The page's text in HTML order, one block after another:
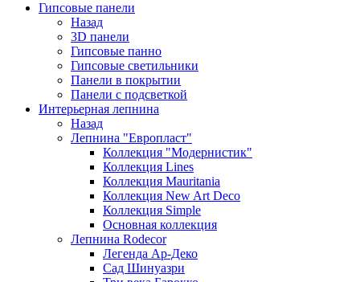
Гипсовые панели
Назад
3D панели
Гипсовые панно
Гипсовые светильники
Панели в покрытии
Панели с подсветкой
Интерьерная лепнина
Назад
Лепнина "Европласт"
Коллекция "Модернистик"
Коллекция Lines
Коллекция Mauritania
Коллекция New Art Deco
Коллекция Simple
Основная коллекция
Лепнина Rodecor
Легенда Ар-Деко
Сад Шинуазри